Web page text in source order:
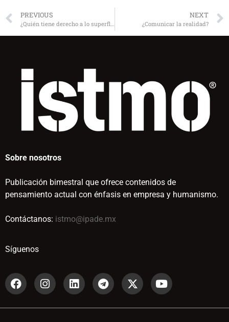
PREVIOUS NEXT
¿Comunicar la realidad?
Sobre nosotros
Publicación bimestral que ofrece contenidos de
pensamiento actual con énfasis en empresa y humanismo.
Contáctanos: istmo@ipade.mx
Síguenos